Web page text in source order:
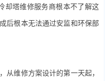
却塔维修服务商根本不了解这
后根本无法通过安监和环保部
从维修方案设计的第一天起，